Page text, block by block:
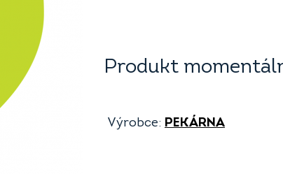
Produkt
Výrobce: PEKÁRNA